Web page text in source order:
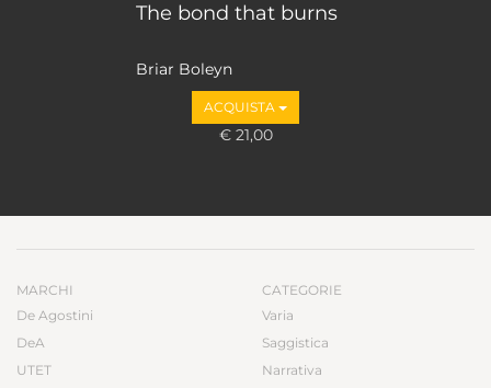
The bond that burns
Briar Boleyn
ACQUISTA
€ 21,00
MARCHI
De Agostini
DeA
UTET
CATEGORIE
Varia
Saggistica
Narrativa